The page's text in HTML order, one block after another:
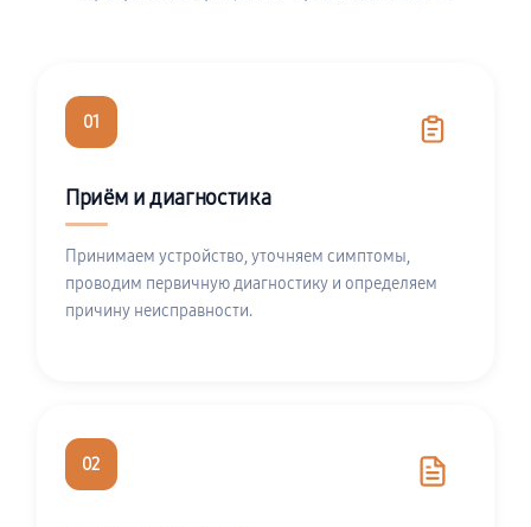
01
Приём и диагностика
Принимаем устройство, уточняем симптомы,
проводим первичную диагностику и определяем
причину неисправности.
02